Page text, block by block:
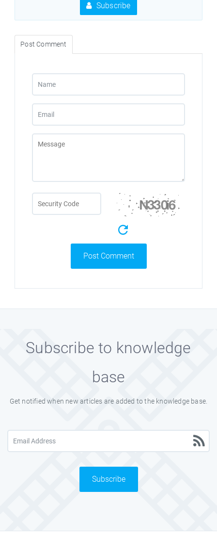
Subscribe
Post Comment
Post Comment
Subscribe to knowledge
base
Get notified when new articles are added to the knowledge base.
Subscribe